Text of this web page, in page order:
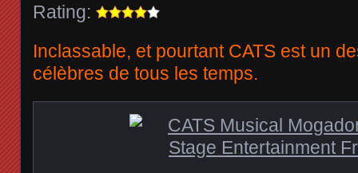
Rating:
Inclassable, et pourtant CATS est un
célèbres de tous les temps.